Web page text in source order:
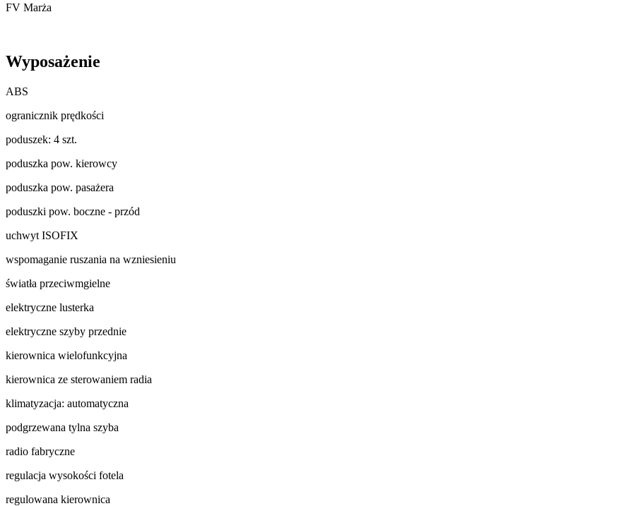
FV Marża
Wyposażenie
ABS
ogranicznik prędkości
poduszek: 4 szt.
poduszka pow. kierowcy
poduszka pow. pasażera
poduszki pow. boczne - przód
uchwyt ISOFIX
wspomaganie ruszania na wzniesieniu
światła przeciwmgielne
elektryczne lusterka
elektryczne szyby przednie
kierownica wielofunkcyjna
kierownica ze sterowaniem radia
klimatyzacja: automatyczna
podgrzewana tylna szyba
radio fabryczne
regulacja wysokości fotela
regulowana kierownica